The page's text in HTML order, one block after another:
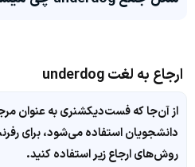
ارجاع به لغت underdog
از آن‌جا که فست‌دیکشنری به عنوان
دانشجویان استفاده می‌شود، برای
روش‌های ارجاع زیر استفاده کنید.